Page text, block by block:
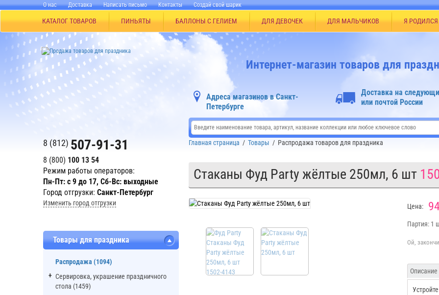
О нас Доставка Написать письмо Контакты Создай свой шарик
КАТАЛОГ ТОВАРОВ ПИНЬЯТЫ БАЛЛОНЫ С ГЕЛИЕМ ДЛЯ ДЕВОЧЕК ДЛЯ МАЛЬЧИКОВ Я РОДИЛСЯ
8 (812) 507-91-31
8 (800) 100 13 54
Режим работы операторов:
Пн-Пт: с 9 до 17, Сб-Вс: выходные
Город отгрузки: Санкт-Петербург
Изменить город отгрузки
Товары для праздника
Распродажа (1094)
Сервировка, украшение праздничного
стола (1459)
Интернет-магазин товаров для
Адреса магазинов в Санкт-
Петербурге
Доставка на
или почтой России
Главная страница / Товары / Распродажа товаров для праздника
Стаканы Фуд Party жёлтые 250мл, 6 шт
Цена:
Партия: 1
Описание